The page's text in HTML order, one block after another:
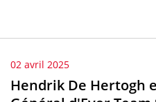
02 avril 2025
Hendrik De Hertogh